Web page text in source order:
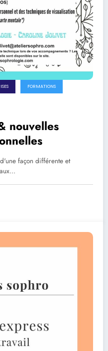
FORMATIONS
nouvelles
façon différente et